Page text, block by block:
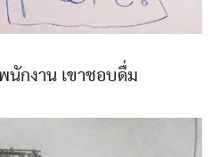
กงาน เขาชอบดื่ม